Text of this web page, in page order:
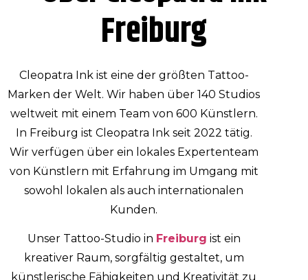
Freiburg
Cleopatra Ink ist eine der größten Tattoo-
Marken der Welt. Wir haben über 140 Studios
weltweit mit einem Team von 600 Künstlern.
In Freiburg ist Cleopatra Ink seit 2022 tätig.
Wir verfügen über ein lokales Expertenteam
von Künstlern mit Erfahrung im Umgang mit
sowohl lokalen als auch internationalen
Kunden.
Unser Tattoo-Studio in Freiburg ist ein
kreativer Raum, sorgfältig gestaltet, um
künstlerische Fähigkeiten und Kreativität zu